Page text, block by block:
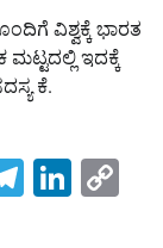
ವಿಶ್ವಕ್ಕೆ ಭಾರತ
ಇದಕ್ಕೆ
ಕೆ.